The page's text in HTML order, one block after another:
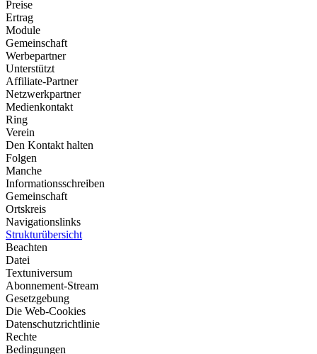
Preise
Ertrag
Module
Gemeinschaft
Werbepartner
Unterstützt
Affiliate-Partner
Netzwerkpartner
Medienkontakt
Ring
Verein
Den Kontakt halten
Folgen
Manche
Informationsschreiben
Gemeinschaft
Ortskreis
Navigationslinks
Strukturübersicht
Beachten
Datei
Textuniversum
Abonnement-Stream
Gesetzgebung
Die Web-Cookies
Datenschutzrichtlinie
Rechte
Bedingungen